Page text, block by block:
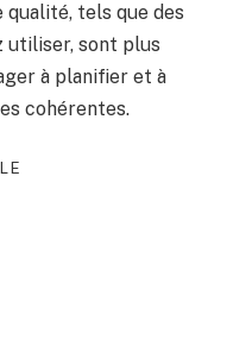
tels que des
utiliser, sont plus
à planifier et à
cohérentes.